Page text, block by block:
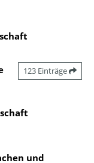
123 Einträge
und